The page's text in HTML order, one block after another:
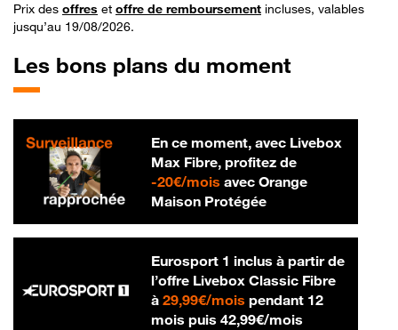
Prix des offres et offre de remboursement incluses, valables
jusqu’au 19/08/2026.
Les bons plans du moment
En ce moment, avec Livebox
Max Fibre, profitez de
-20€/mois20 € par mois
avec Orange
Maison Protégée
Eurosport 1 inclus à partir de
l’offre Livebox Classic Fibre
à 29,99€/mois29,99 € par mois
pendant 12
mois puis 42,99€/mois42,99 € par